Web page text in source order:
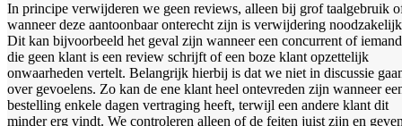
In principe verwijderen we geen reviews, alleen bij grof taalgebruik
wanneer deze aantoonbaar onterecht zijn is verwijdering
Dit kan bijvoorbeeld het geval zijn wanneer een concurrent of iemand
die geen klant is een review schrijft of een boze klant opzettelijk
onwaarheden vertelt. Belangrijk hierbij is dat we niet in discussie
over gevoelens. Zo kan de ene klant heel ontevreden zijn wanneer
bestelling enkele dagen vertraging heeft, terwijl een andere klant dit
minder erg vindt. We controleren alleen of de feiten juist zijn en